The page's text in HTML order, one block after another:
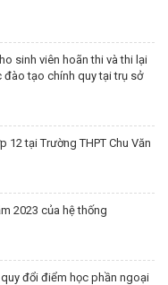
sinh viên hoãn thi và thi lại
tạo chính quy tại trụ sở
tại Trường THPT Chu Văn
2023 của hệ thống
đổi điểm học phần ngoại